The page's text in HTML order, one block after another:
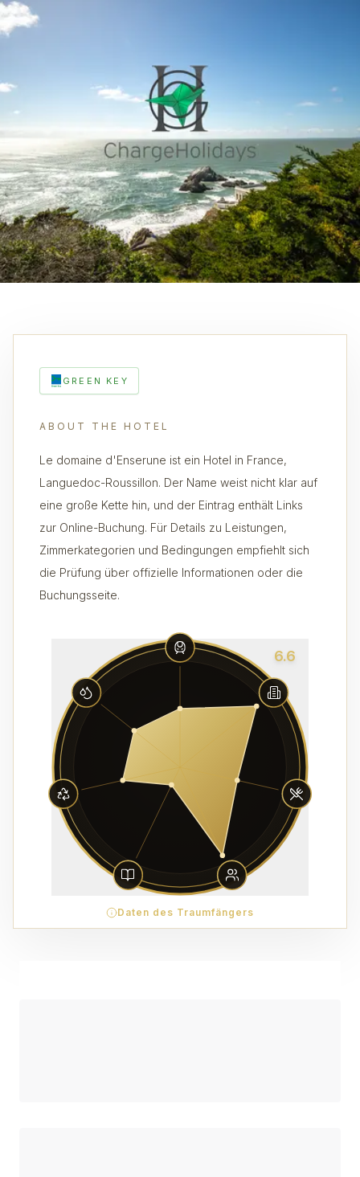
GREEN KEY
ABOUT THE HOTEL
Le domaine d'Enserune ist ein Hotel in France,
Languedoc-Roussillon. Der Name weist nicht klar auf
eine große Kette hin, und der Eintrag enthält Links
zur Online-Buchung. Für Details zu Leistungen,
Zimmerkategorien und Bedingungen empfiehlt sich
die Prüfung über offizielle Informationen oder die
Buchungsseite.
6.6
Daten des Traumfängers